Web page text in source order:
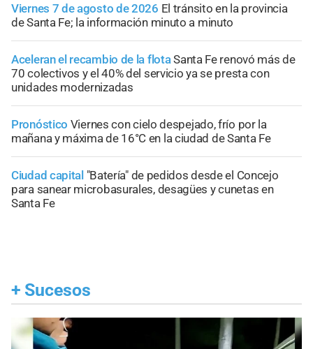
Viernes 7 de agosto de 2026 El tránsito en la provincia
de Santa Fe; la información minuto a minuto
Aceleran el recambio de la flotaSanta Fe renovó más de
70 colectivos y el 40% del servicio ya se presta con
unidades modernizadas
Pronóstico Viernes con cielo despejado, frío por la
mañana y máxima de 16°C en la ciudad de Santa Fe
Ciudad capital "Batería" de pedidos desde el Concejo
para sanear microbasurales, desagües y cunetas en
Santa Fe
+ Sucesos